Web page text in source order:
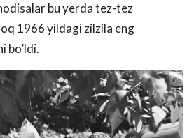
bu yerda tez-tez
1966 yildagi zilzila eng
bo’ldi.